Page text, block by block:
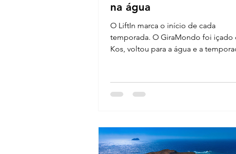
na água
O LiftIn marca o início de cada
temporada. O GiraMondo foi içado
Kos, voltou para a água e a
pouco, poderia ter complicado